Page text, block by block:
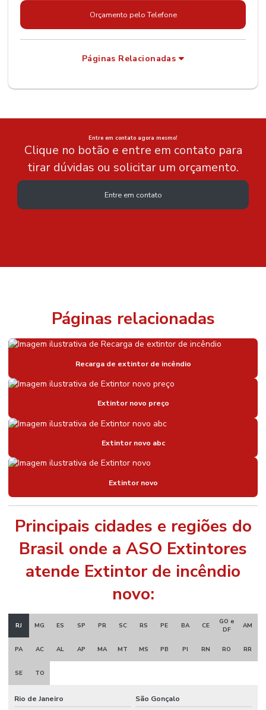
Orçamento pelo Telefone
Páginas Relacionadas
Entre em contato agora mesmo!
Clique no botão e entre em contato para
tirar dúvidas ou solicitar um orçamento.
Entre em contato
Páginas relacionadas
Recarga de extintor de incêndio
Extintor novo preço
Extintor novo abc
Extintor novo
Principais cidades e regiões do
Brasil onde a ASO Extintores
atende Extintor de incêndio
novo:
RJ MG ES SP PR SC RS PE BA CE
GO e
DF
AM
PA AC AL AP MA MT MS PB PI RN RO RR
SE TO
Rio de Janeiro São Gonçalo